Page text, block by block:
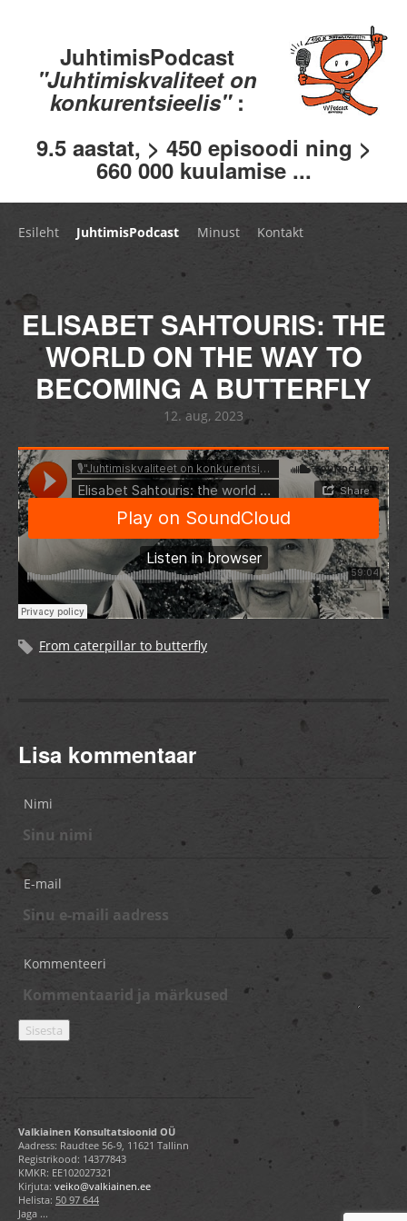
JuhtimisPodcast
"Juhtimiskvaliteet on
konkurentsieelis" :
9.5 aastat, > 450 episoodi ning >
660 000 kuulamise ...
Esileht JuhtimisPodcast Minust Kontakt
ELISABET SAHTOURIS: THE
WORLD ON THE WAY TO
BECOMING A BUTTERFLY
12. aug, 2023
From caterpillar to butterfly
Lisa kommentaar
Nimi
E-mail
Kommenteeri
Valkiainen Konsultatsioonid OÜ
Aadress: Raudtee 56-9, 11621 Tallinn
Registrikood: 14377843
KMKR: EE102027321
Kirjuta: veiko@valkiainen.ee
Helista: 50 97 644
Jaga ...